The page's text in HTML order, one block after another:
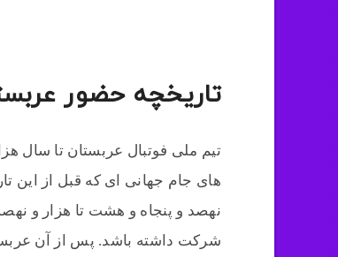
تاریخچه حضور
تیم ملی فوتبال عربستان تا سال
های جام جهانی ای که قبل از این
نهصد و پنجاه و هشت تا هزار و
شرکت داشته باشد. پس از آن